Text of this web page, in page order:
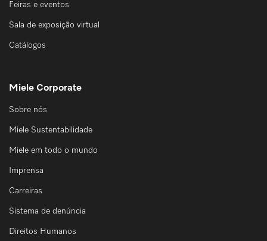
Feiras e eventos
Sala de exposição virtual
Catálogos
Miele Corporate
Sobre nós
Miele Sustentabilidade
Miele em todo o mundo
Imprensa
Carreiras
Sistema de denúncia
Direitos Humanos